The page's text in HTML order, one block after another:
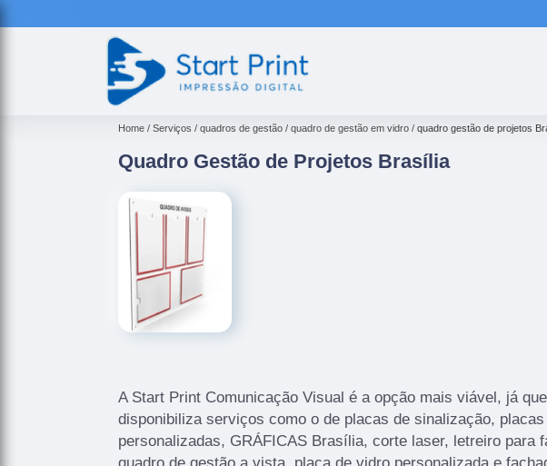
Home Serviços quadros de gestão quadro de gestão em vidro quadro gestão de projetos
Quadro Gestão de Projetos Brasília
A Start Print Comunicação Visual é a opção mais viável, já que
disponibiliza serviços como o de placas de sinalização, placas
personalizadas, GRÁFICAS Brasília, corte laser, letreiro para